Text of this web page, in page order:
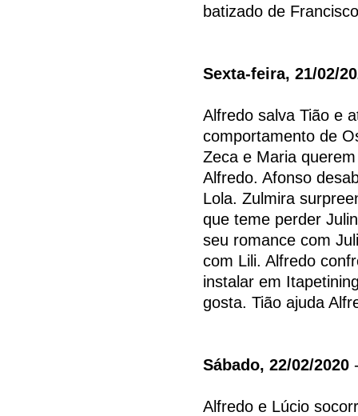
batizado de
Sexta-feira, 21/02/
Alfredo salva Tião e
comportamento de
Zeca e Maria
Alfredo. Afonso
Lola. Zulmira
que teme perder
seu romance com
com Lili. Alfredo
instalar em
gosta. Tião ajuda
Sábado, 22/02/2020
Alfredo e Lúcio